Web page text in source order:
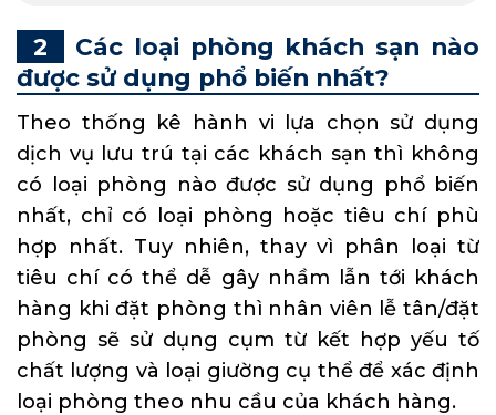
Các loại phòng khách sạn nào
được sử dụng phổ biến nhất?
Theo thống kê hành vi lựa chọn sử dụng
dịch vụ lưu trú tại các khách sạn thì không
có loại phòng nào được sử dụng phổ biến
nhất, chỉ có loại phòng hoặc tiêu chí phù
hợp nhất. Tuy nhiên, thay vì phân loại từ
tiêu chí có thể dễ gây nhầm lẫn tới khách
hàng khi đặt phòng thì nhân viên lễ tân/đặt
phòng sẽ sử dụng cụm từ kết hợp yếu tố
chất lượng và loại giường cụ thể để xác định
loại phòng theo nhu cầu của khách hàng.